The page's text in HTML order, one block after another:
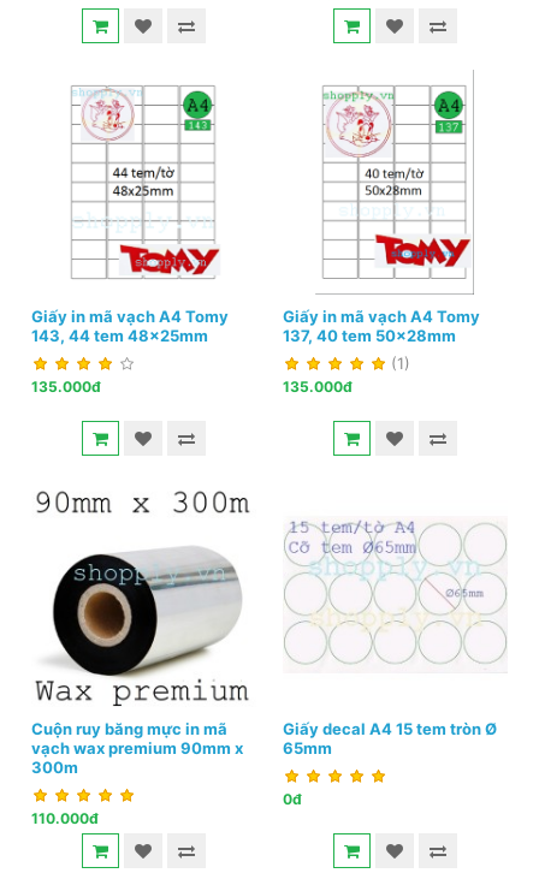
Giấy in mã vạch A4 Tomy
143, 44 tem 48x25mm
135.000đ
Giấy in mã vạch A4 Tomy
137, 40 tem 50x28mm
(1)
135.000đ
Cuộn ruy băng mực in mã
vạch wax premium 90mm x
300m
110.000đ
Giấy decal A4 15 tem tròn Ø
65mm
0đ